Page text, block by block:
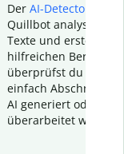
Der AI-Detector
Quillbot analysiert
Texte und erstellt
hilfreichen Bericht.
überprüfst du
einfach Abschnitte,
AI generiert oder
überarbeitet wurden.